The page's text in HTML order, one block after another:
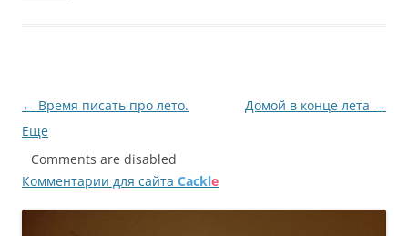
Навигация
по
записям
← Время писать про лето.
Еще
Домой в конце лета →
Comments are disabled
Комментарии для сайта Cackle